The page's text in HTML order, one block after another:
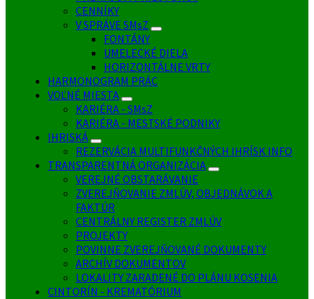
CENNÍKY
V SPRÁVE SMsZ
FONTÁNY
UMELECKÉ DIELA
HORIZONTÁLNE VRTY
HARMONOGRAM PRÁC
VOĽNÉ MIESTA
KARIÉRA - SMsZ
KARIÉRA - MESTSKÉ PODNIKY
IHRISKÁ
REZERVÁCIA MULTIFUNKČNÝCH IHRÍSK INFO
TRANSPARENTNÁ ORGANIZÁCIA
VEREJNÉ OBSTARÁVANIE
ZVEREJŇOVANIE ZMLÚV, OBJEDNÁVOK A
FAKTÚR
CENTRÁLNY REGISTER ZMLÚV
PROJEKTY
POVINNE ZVEREJŇOVANÉ DOKUMENTY
ARCHÍV DOKUMENTOV
LOKALITY ZARADENÉ DO PLÁNU KOSENIA
CINTORÍN - KREMATÓRIUM